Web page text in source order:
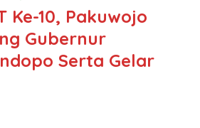
Ke-10, Pakuwojo
Gubernur
Serta Gelar